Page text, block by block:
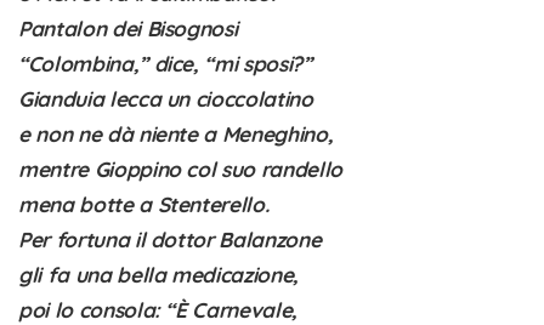
Pantalon dei Bisognosi
“Colombina,” dice, “mi sposi?”
Gianduia lecca un cioccolatino
e non ne dà niente a Meneghino,
mentre Gioppino col suo randello
mena botte a Stenterello.
Per fortuna il dottor Balanzone
gli fa una bella medicazione,
poi lo consola: “È Carnevale,